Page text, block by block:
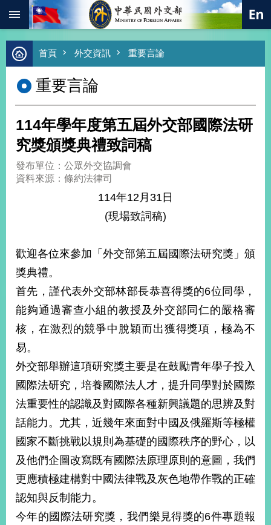
跳到主要內容區塊
進
階
尋
熱
總
合
外
交
經
濟
不
落
國
海
和
平
護
照
回
首
頁
網
站
導
關
於
首頁 外交資訊 重要言論
重要言論
114年學年度第五屆外交部國際法研
究獎頒獎典禮致詞稿
發布單位：公眾外交協調會
資料來源：條約法律司
114年12月31日
(現場致詞稿)
歡迎各位來參加「外交部第五屆國際法研究獎」頒
獎典禮。
首先，謹代表外交部林部長恭喜得獎的6位同學，
能夠通過審查小組的教授及外交部同仁的嚴格審
核，在激烈的競爭中脫穎而出獲得獎項，極為不
易。
外交部舉辦這項研究獎主要是在鼓勵青年學子投入
國際法研究，培養國際法人才，提升同學對於國際
法重要性的認識及對國際各種新興議題的思辨及對
話能力。尤其，近幾年來面對中國及俄羅斯等極權
國家不斷挑戰以規則為基礎的國際秩序的野心，以
及他們企圖改寫既有國際法原理原則的意圖，我們
更應積極建構對中國法律戰及灰色地帶作戰的正確
認知與反制能力。
今年的國際法研究獎，我們樂見得獎的6件專題報